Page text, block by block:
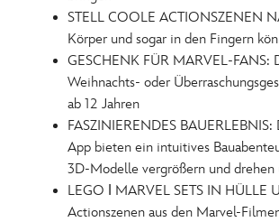
STELL COOLE ACTIONSZENEN
Körper und sogar in den Fingern
GESCHENK FÜR MARVEL-FANS:
Weihnachts- oder
ab 12 Jahren
FASZINIERENDES
App bieten ein intuitives
3D-Modelle vergrößern und drehen
LEGO ǀ MARVEL SETS IN HÜLLE
Actionszenen aus den Marvel-